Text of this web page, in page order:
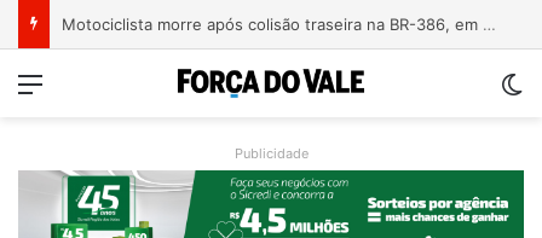
Motociclista morre após colisão traseira na BR-386, em Triunfo
Menu
Publicidade